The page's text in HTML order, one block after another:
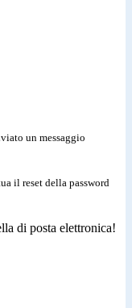
un messaggio
il reset della password
di posta elettronica!